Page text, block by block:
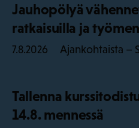
Jauhopölyä
ratkaisuilla ja
7.8.2026 Ajankohtaista –
Tallenna
14.8. mennessä